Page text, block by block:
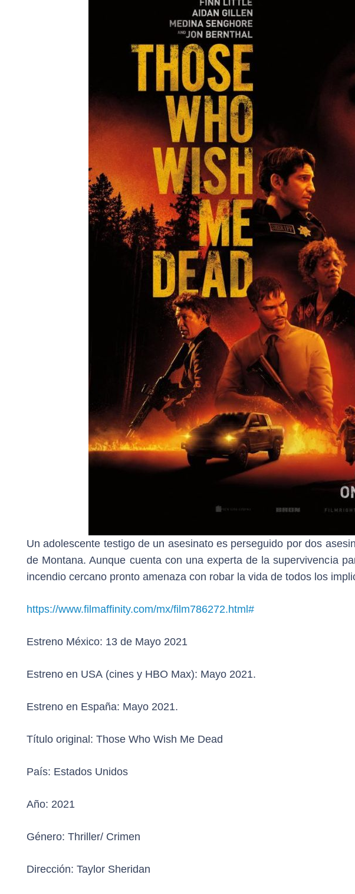
Un adolescente testigo de un asesinato es perseguido por dos
de Montana. Aunque cuenta con una experta de la supervivencia
incendio cercano pronto amenaza con robar la vida de todos los
https://www.filmaffinity.com/mx/film786272.html#
Estreno México: 13 de Mayo 2021
Estreno en USA (cines y HBO Max): Mayo 2021.
Estreno en España: Mayo 2021.
Título original: Those Who Wish Me Dead
País: Estados Unidos
Año: 2021
Género: Thriller/ Crimen
Dirección: Taylor Sheridan